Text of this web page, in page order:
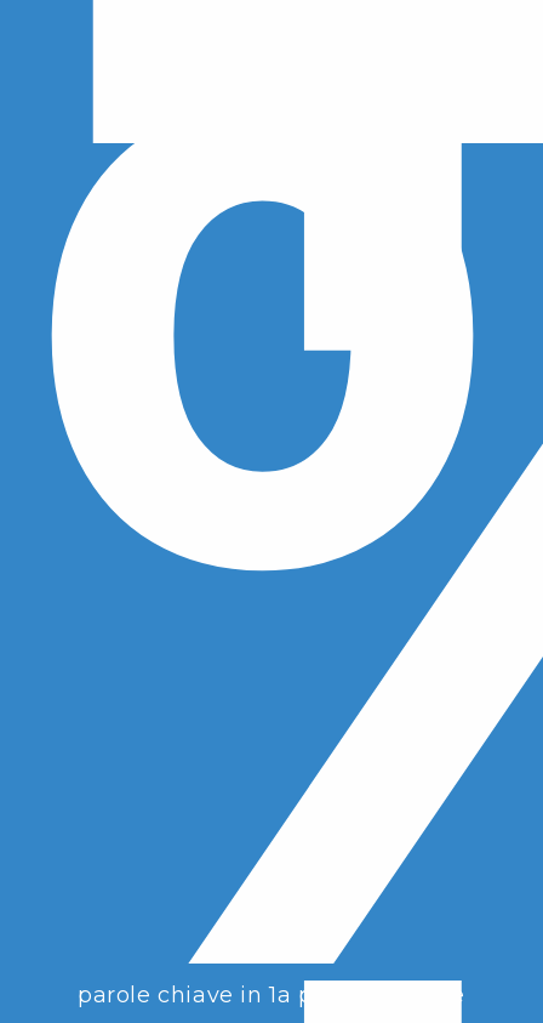
parole chiave in 1a pagina google